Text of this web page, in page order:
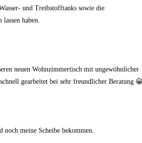
und Treibstofftanks sowie die
haben.
neuen Wohnzimmertisch mit ungewöhnlicher
gearbeitet bei sehr freundlicher Beratung
noch meine Scheibe bekommen.